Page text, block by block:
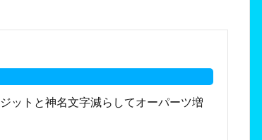
ットと神名文字減らしてオーパーツ増